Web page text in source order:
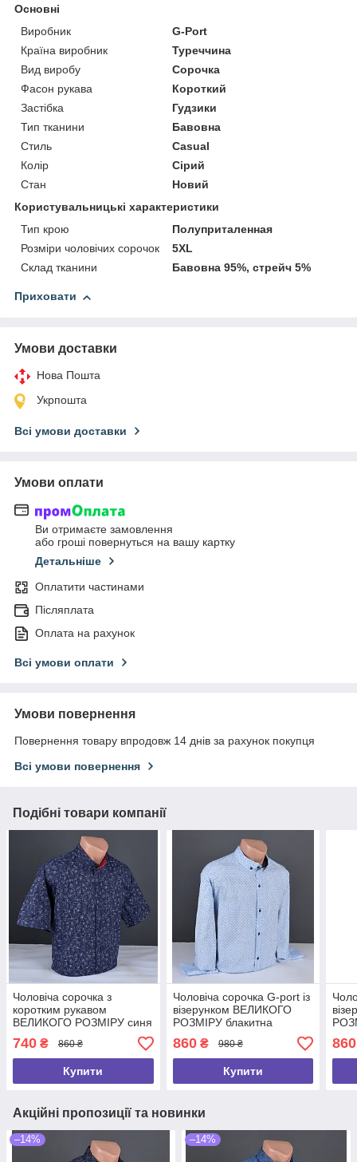
Основні
Виробник
G-Port
Країна виробник
Туреччина
Вид виробу
Сорочка
Фасон рукава
Короткий
Застібка
Гудзики
Тип тканини
Бавовна
Стиль
Casual
Колір
Сірий
Стан
Новий
Користувальницькі характеристики
Тип крою
Полуприталенная
Розміри чоловічих сорочок
5XL
Склад тканини
Бавовна 95%, стрейч 5%
Приховати
Умови доставки
Нова Пошта
Укрпошта
Всі умови доставки
Умови оплати
Ви отримаєте замовлення
або гроші повернуться на вашу картку
Детальніше
Оплатити частинами
Післяплата
Оплата на рахунок
Всі умови оплати
Умови повернення
Повернення товару впродовж 14 днів за рахунок покупця
Всі умови повернення
Подібні товари компанії
Чоловіча сорочка з
коротким рукавом
ВЕЛИКОГО РОЗМІРУ синя
Туреччина 5099 Б
740 ₴ 860 ₴
Купити
Чоловіча сорочка G-port із
візерунком ВЕЛИКОГО
РОЗМІРУ блакитна
Туреччина 1182 Б
860₴ 980 ₴
Купити
860
Акційні пропозиції та новинки
–14% –14%